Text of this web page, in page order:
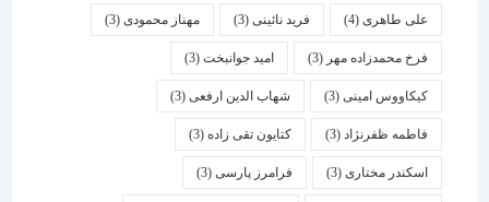
علی طاهری(4) فرید نائینی(3) مهناز محمودی(3)
فرخ محمدزاده مهر(3) امید جوانبخت(3)
کیکاووس امینی(3) شهاب الدین ارفعی(3)
فاطمه ظفرنژاد(3) کتایون تقی زاده(3)
اسكندر مختاری (3) فرامرز پارسی(3)